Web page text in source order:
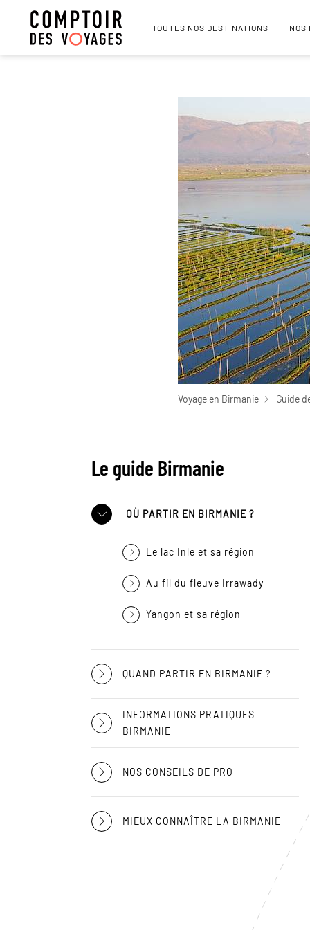
TOUTES NOS DESTINATIONS NOS
Voyage en Birmanie Guide
Le guide Birmanie
OÙ PARTIR EN BIRMANIE ?
Le lac Inle et sa région
Au fil du fleuve Irrawady
Yangon et sa région
QUAND PARTIR EN BIRMANIE ?
INFORMATIONS PRATIQUES
BIRMANIE
NOS CONSEILS DE PRO
MIEUX CONNAÎTRE LA BIRMANIE